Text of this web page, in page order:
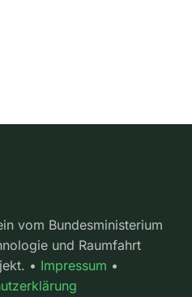
vom Bundesministerium
und Raumfahrt
• Impressum •